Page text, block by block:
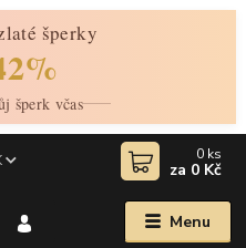
šperky
šperk včas
Menu
0 ks
za 0 Kč